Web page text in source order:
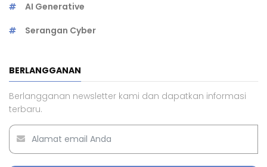
AI Generative
Serangan Cyber
BERLANGGANAN
Berlangganan newsletter kami dan dapatkan informasi
terbaru.